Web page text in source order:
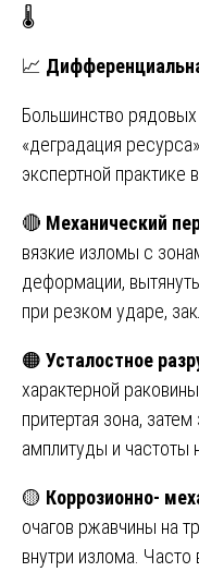
🌡️
📈
Большинство
«деградация
экспертной практике
🔴 Механический
вязкие изломы с
деформации,
при резком ударе,
🟠 Усталостное
характерной
притертая зона,
амплитуды и частоты
🟡 Коррозионно-
очагов ржавчины на
внутри излома. Часто